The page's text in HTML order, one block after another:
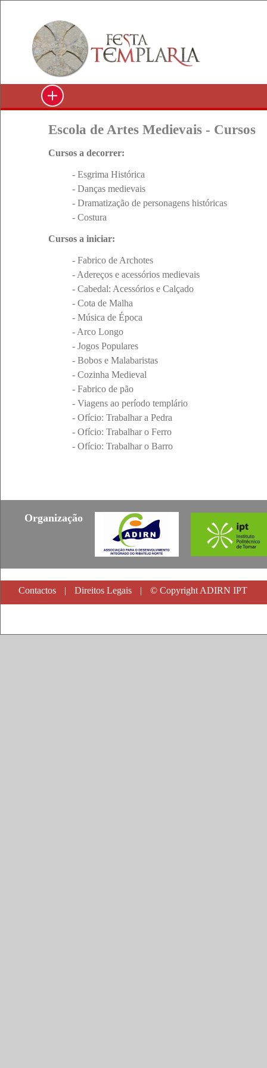
Escola de Artes Medievais - Cursos
Cursos a decorrer:
- Esgrima Histórica
- Danças medievais
- Dramatização de personagens históricas
- Costura
Cursos a iniciar:
- Fabrico de Archotes
- Adereços e acessórios medievais
- Cabedal: Acessórios e Calçado
- Cota de Malha
- Música de Época
- Arco Longo
- Jogos Populares
- Bobos e Malabaristas
- Cozinha Medieval
- Fabrico de pão
- Viagens ao período templário
- Ofício: Trabalhar a Pedra
- Ofício: Trabalhar o Ferro
- Ofício: Trabalhar o Barro
Organização
Contactos | Direitos Legais | © Copyright ADIRN IPT